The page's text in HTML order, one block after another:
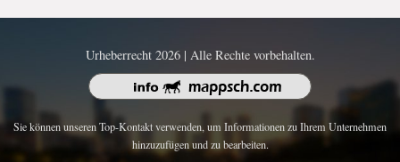
Urheberrecht 2026 | Alle Rechte vorbehalten.
Sie können unseren Top-Kontakt verwenden, um Informationen zu Ihrem Unternehmen
hinzuzufügen und zu bearbeiten.